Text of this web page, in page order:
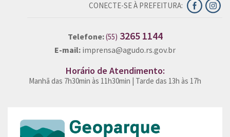
CONECTE-SE À PREFEITURA:
Telefone:(55) 3265 1144
E-mail: imprensa@agudo.rs.gov.br
Horário de Atendimento:
Manhã das 7h30min às 11h30min | Tarde das 13h às 17h